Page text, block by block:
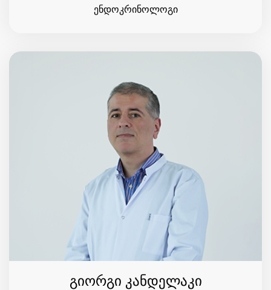
ენდოკრინოლოგი
გიორგი კანდელაკი